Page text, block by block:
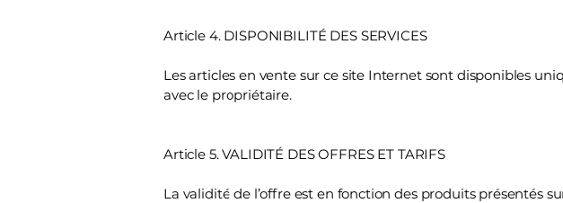
Article 4. DISPONIBILITÉ DES SERVICES
Les articles en vente sur ce site Internet sont disponibles
avec le propriétaire.
Article 5. VALIDITÉ DES OFFRES ET TARIFS
La validité de l’offre est en fonction des produits présentés